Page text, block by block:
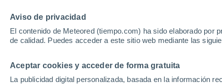
Aviso de privacidad
El contenido de Meteored (tiempo.com) ha sido elaborado por
de calidad. Puedes acceder a este sitio web mediante las
Aceptar cookies y acceder de forma gratuita
La publicidad digital personalizada, basada en la información
Inicio Portugal Distrito de Bragança